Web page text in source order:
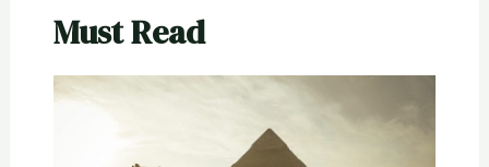
Must Read